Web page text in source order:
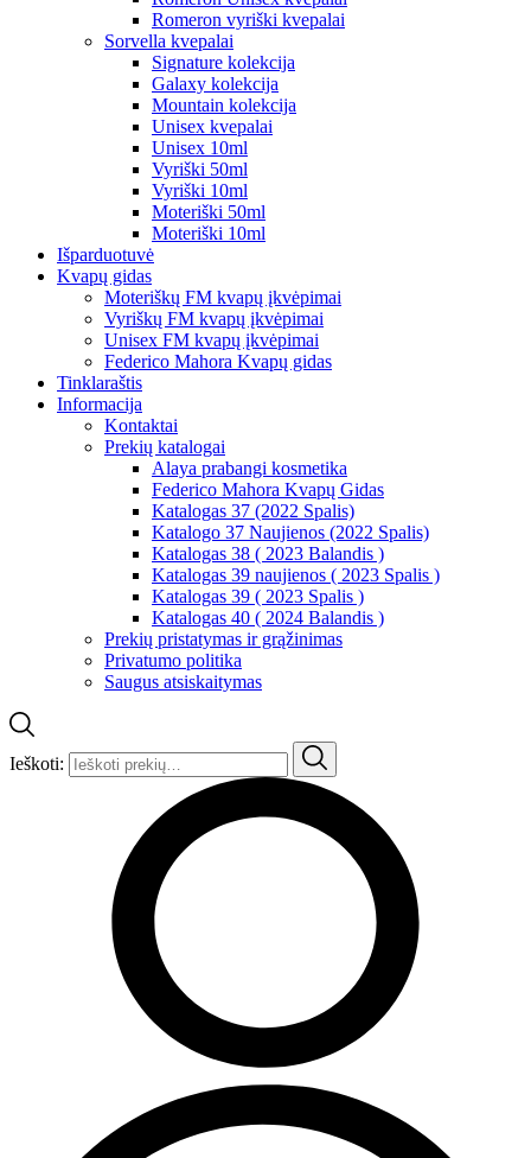
Romeron vyriški kvepalai
Sorvella kvepalai
Signature kolekcija
Galaxy kolekcija
Mountain kolekcija
Unisex kvepalai
Unisex 10ml
Vyriški 50ml
Vyriški 10ml
Moteriški 50ml
Moteriški 10ml
Išparduotuvė
Kvapų gidas
Moteriškų FM kvapų įkvėpimai
Vyriškų FM kvapų įkvėpimai
Unisex FM kvapų įkvėpimai
Federico Mahora Kvapų gidas
Tinklaraštis
Informacija
Kontaktai
Prekių katalogai
Alaya prabangi kosmetika
Federico Mahora Kvapų Gidas
Katalogas 37 (2022 Spalis)
Katalogo 37 Naujienos (2022 Spalis)
Katalogas 38 ( 2023 Balandis )
Katalogas 39 naujienos ( 2023 Spalis )
Katalogas 39 ( 2023 Spalis )
Katalogas 40 ( 2024 Balandis )
Prekių pristatymas ir grąžinimas
Privatumo politika
Saugus atsiskaitymas
Ieškoti: